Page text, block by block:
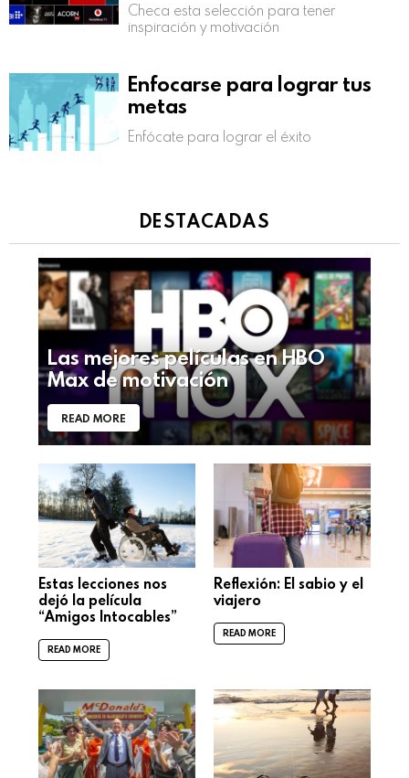
Checa esta selección para tener
inspiración y motivación
Enfocarse para lograr tus
metas
Enfócate para lograr el éxito
DESTACADAS
Las mejores películas en HBO
Max de motivación
READ MORE
Estas lecciones nos
dejó la película
“Amigos Intocables”
READ MORE
Reflexión: El sabio y el
viajero
READ MORE